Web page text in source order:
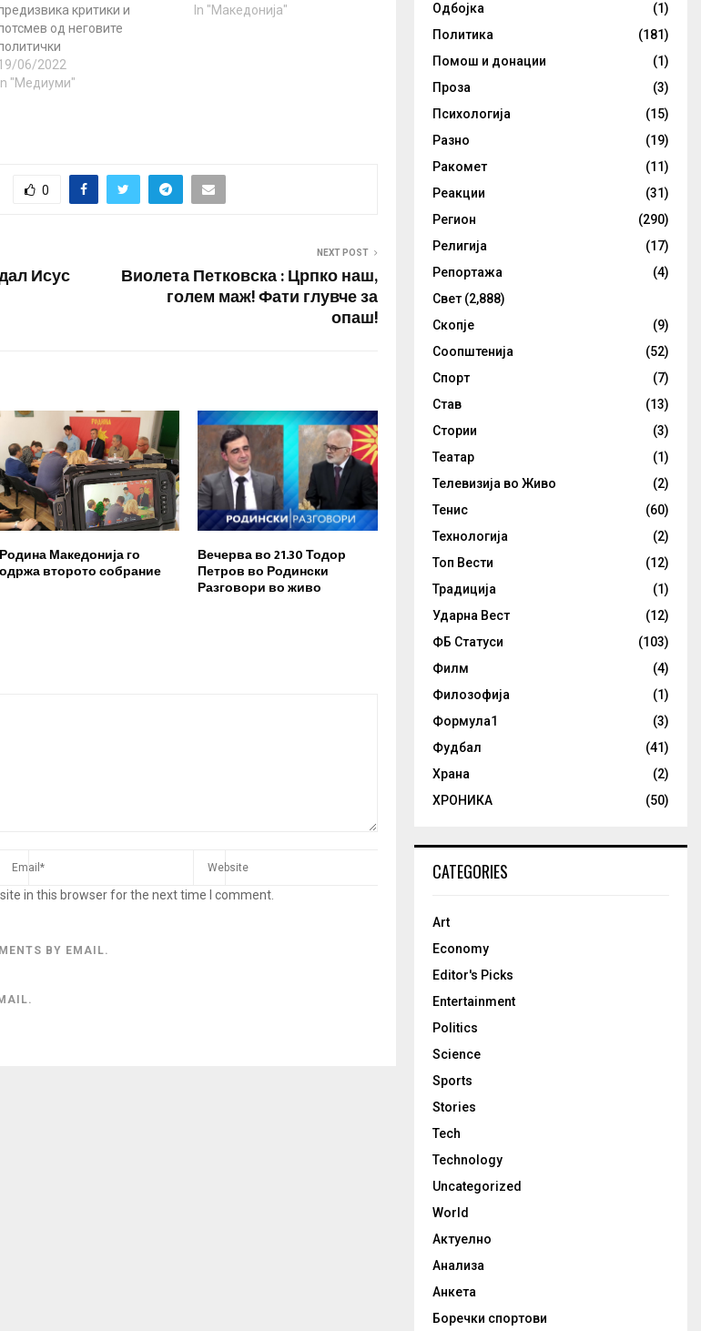
критики и
од неговите
Според нивното
мислење, неуспехот што го
очајната состојба на самите
САД, пишува Newsweek.
06/2022
In "Медиуми"
In "Македонија"
0
Исус
NEXT POST
Виолета Петковска : Црпко наш,
голем маж! Фати глувче за
опаш!
Родина Македонија го
одржа второто собрание
Вечерва во 21.30 Тодор
Петров во Родински
Разговори во живо
in this browser for the next time I comment.
BY EMAIL.
Одбојка
(1)
Политика
(181)
Помош и донации
(1)
Проза
(3)
Психологија
(15)
Разно
(19)
Ракомет
(11)
Реакции
(31)
Регион
(290)
Религија
(17)
Репортажа
(4)
Свет (2,888)
Скопје
(9)
Соопштенија
(52)
Спорт
(7)
Став
(13)
Стории
(3)
Театар
(1)
Телевизија во Живо
(2)
Тенис
(60)
Технологија
(2)
Топ Вести
(12)
Традиција
(1)
Ударна Вест
(12)
ФБ Статуси
(103)
Филм
(4)
Филозофија
(1)
Формула1
(3)
Фудбал
(41)
Храна
(2)
ХРОНИКА
(50)
CATEGORIES
Art
Economy
Editor's Picks
Entertainment
Politics
Science
Sports
Stories
Tech
Technology
Uncategorized
World
Актуелно
Анализа
Анкета
Боречки спортови